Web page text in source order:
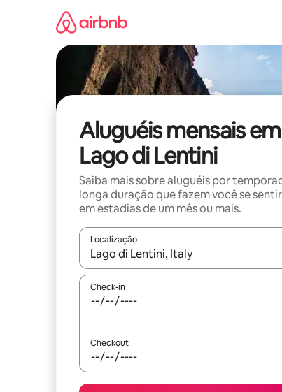
Aluguéis mensais em
Lago di Lentini
Saiba mais sobre aluguéis por
longa duração que fazem você se
em estadias de um mês ou mais.
Localização
Quando os resultados estiverem
Check-in
Checkout